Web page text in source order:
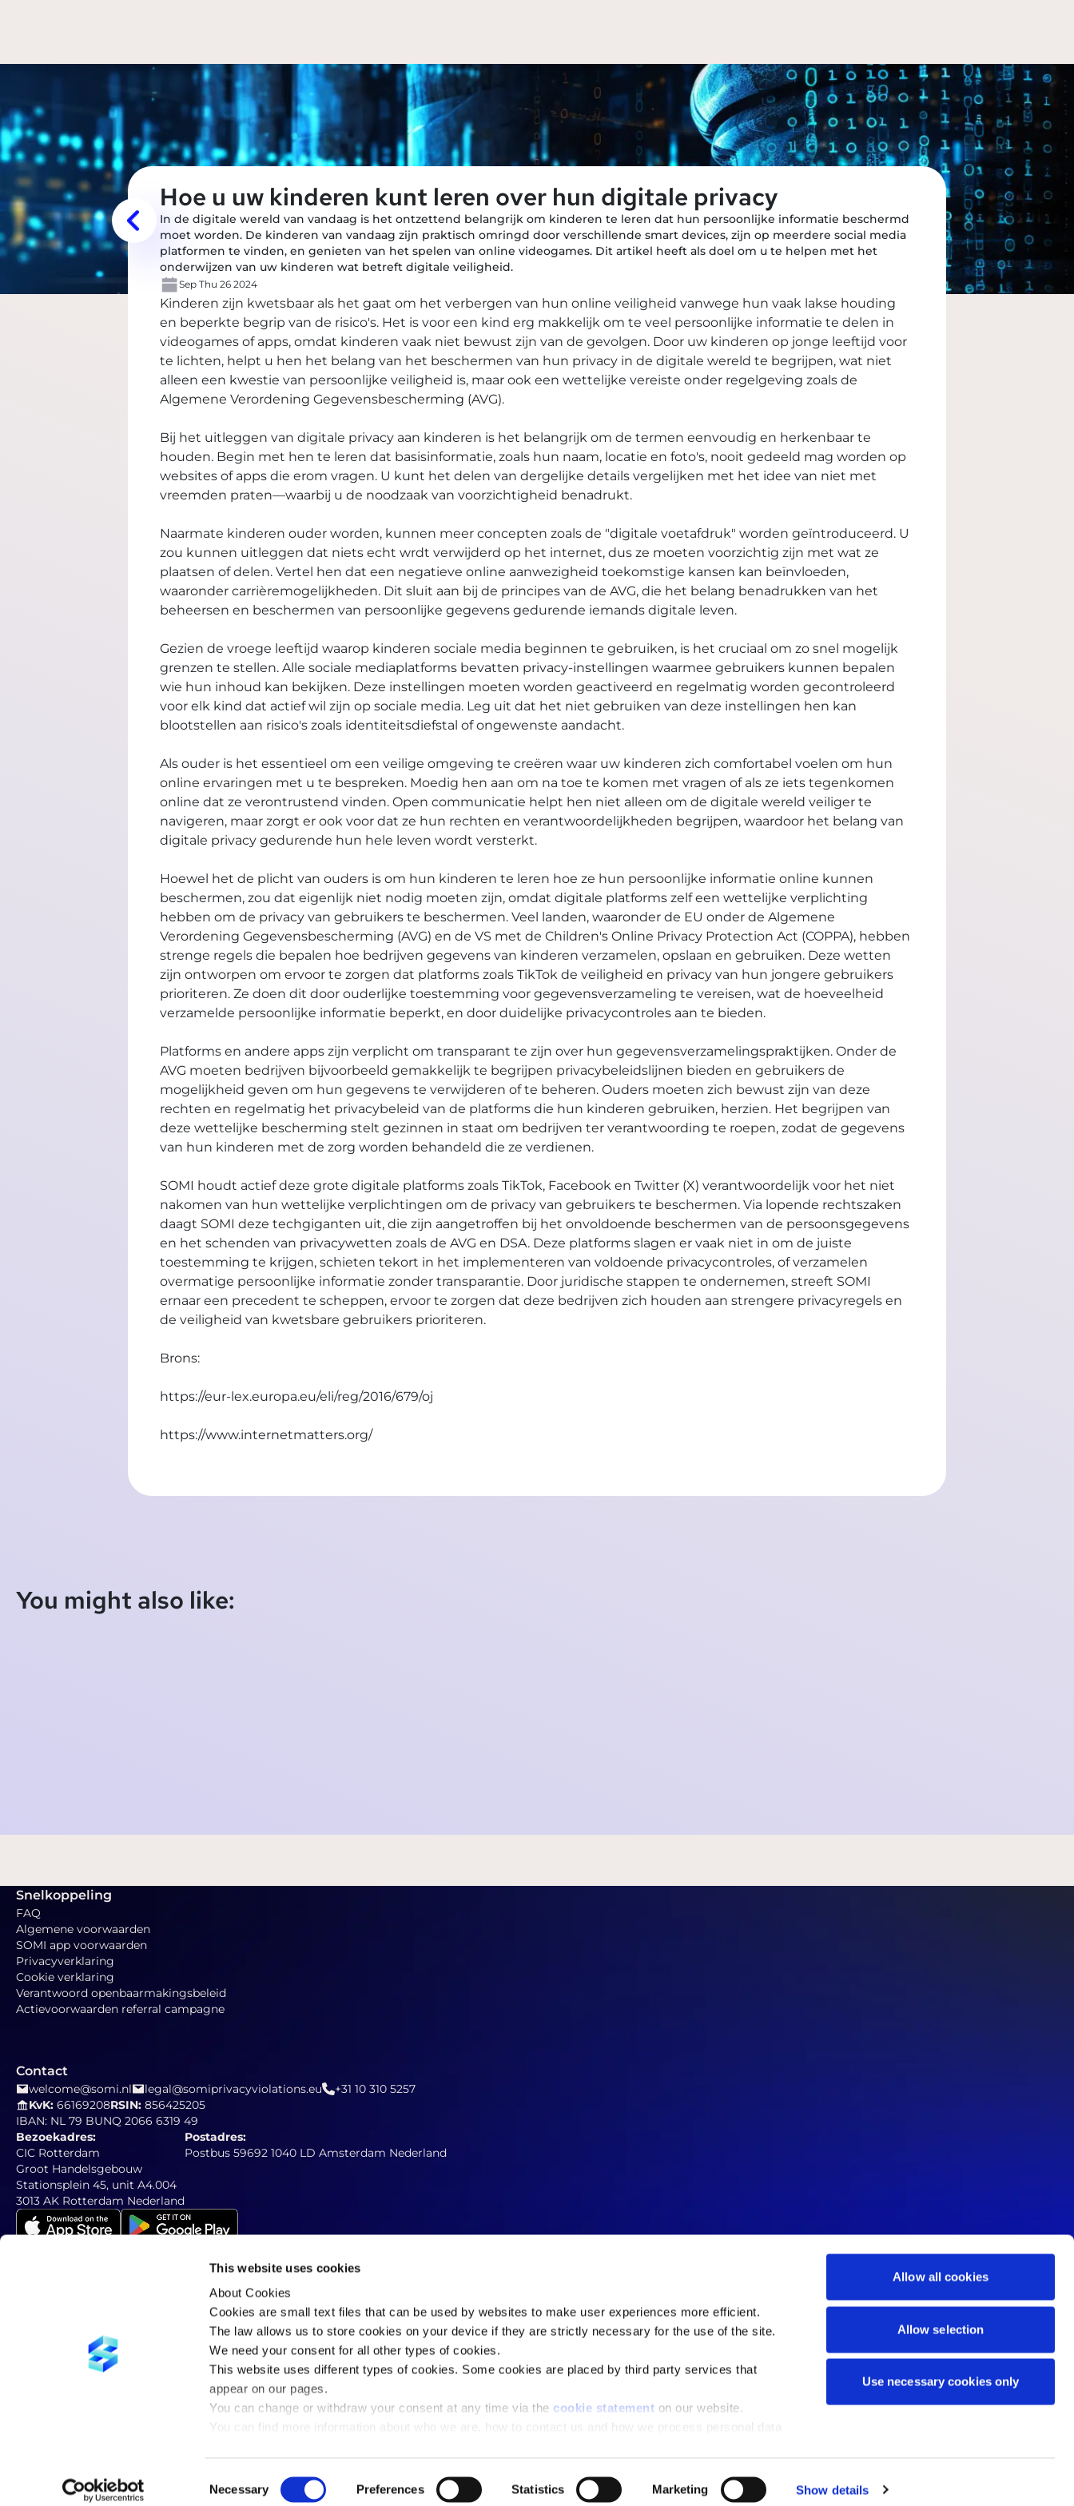
This website uses cookies
About Cookies
Cookies are small text files that can be used by websites to make user experiences more efficient.
The law allows us to store cookies on your device if they are strictly necessary for the use of the site.
We need your consent for all other types of cookies.
This website uses different types of cookies. Some cookies are placed by third party services that
appear on our pages.
You can change or withdraw your consent at any time via the cookie statement on our website.
You can find more information about who we are, how to contact us and how we process personal data
Selection
Necessary Preferences Statistics Marketing Show details
Allow all cookies
Allow selection
Use necessary cookies only
Hoe u uw kinderen kunt leren over hun digitale privacy
In de digitale wereld van vandaag is het ontzettend belangrijk om kinderen te leren dat hun persoonlijke informatie beschermd
moet worden. De kinderen van vandaag zijn praktisch omringd door verschillende smart devices, zijn op meerdere social media
platformen te vinden, en genieten van het spelen van online videogames. Dit artikel heeft als doel om u te helpen met het
onderwijzen van uw kinderen wat betreft digitale veiligheid.
Sep Thu 26 2024
Kinderen zijn kwetsbaar als het gaat om het verbergen van hun online veiligheid vanwege hun vaak lakse houding
en beperkte begrip van de risico's. Het is voor een kind erg makkelijk om te veel persoonlijke informatie te delen in
videogames of apps, omdat kinderen vaak niet bewust zijn van de gevolgen. Door uw kinderen op jonge leeftijd voor
te lichten, helpt u hen het belang van het beschermen van hun privacy in de digitale wereld te begrijpen, wat niet
alleen een kwestie van persoonlijke veiligheid is, maar ook een wettelijke vereiste onder regelgeving zoals de
Algemene Verordening Gegevensbescherming (AVG).
Bij het uitleggen van digitale privacy aan kinderen is het belangrijk om de termen eenvoudig en herkenbaar te
houden. Begin met hen te leren dat basisinformatie, zoals hun naam, locatie en foto's, nooit gedeeld mag worden op
websites of apps die erom vragen. U kunt het delen van dergelijke details vergelijken met het idee van niet met
vreemden praten—waarbij u de noodzaak van voorzichtigheid benadrukt.
Naarmate kinderen ouder worden, kunnen meer concepten zoals de "digitale voetafdruk" worden geïntroduceerd. U
zou kunnen uitleggen dat niets echt wrdt verwijderd op het internet, dus ze moeten voorzichtig zijn met wat ze
plaatsen of delen. Vertel hen dat een negatieve online aanwezigheid toekomstige kansen kan beïnvloeden,
waaronder carrièremogelijkheden. Dit sluit aan bij de principes van de AVG, die het belang benadrukken van het
beheersen en beschermen van persoonlijke gegevens gedurende iemands digitale leven.
Gezien de vroege leeftijd waarop kinderen sociale media beginnen te gebruiken, is het cruciaal om zo snel mogelijk
grenzen te stellen. Alle sociale mediaplatforms bevatten privacy-instellingen waarmee gebruikers kunnen bepalen
wie hun inhoud kan bekijken. Deze instellingen moeten worden geactiveerd en regelmatig worden gecontroleerd
voor elk kind dat actief wil zijn op sociale media. Leg uit dat het niet gebruiken van deze instellingen hen kan
blootstellen aan risico's zoals identiteitsdiefstal of ongewenste aandacht.
Als ouder is het essentieel om een veilige omgeving te creëren waar uw kinderen zich comfortabel voelen om hun
online ervaringen met u te bespreken. Moedig hen aan om na toe te komen met vragen of als ze iets tegenkomen
online dat ze verontrustend vinden. Open communicatie helpt hen niet alleen om de digitale wereld veiliger te
navigeren, maar zorgt er ook voor dat ze hun rechten en verantwoordelijkheden begrijpen, waardoor het belang van
digitale privacy gedurende hun hele leven wordt versterkt.
Hoewel het de plicht van ouders is om hun kinderen te leren hoe ze hun persoonlijke informatie online kunnen
beschermen, zou dat eigenlijk niet nodig moeten zijn, omdat digitale platforms zelf een wettelijke verplichting
hebben om de privacy van gebruikers te beschermen. Veel landen, waaronder de EU onder de Algemene
Verordening Gegevensbescherming (AVG) en de VS met de Children's Online Privacy Protection Act (COPPA), hebben
strenge regels die bepalen hoe bedrijven gegevens van kinderen verzamelen, opslaan en gebruiken. Deze wetten
zijn ontworpen om ervoor te zorgen dat platforms zoals TikTok de veiligheid en privacy van hun jongere gebruikers
prioriteren. Ze doen dit door ouderlijke toestemming voor gegevensverzameling te vereisen, wat de hoeveelheid
verzamelde persoonlijke informatie beperkt, en door duidelijke privacycontroles aan te bieden.
Platforms en andere apps zijn verplicht om transparant te zijn over hun gegevensverzamelingspraktijken. Onder de
AVG moeten bedrijven bijvoorbeeld gemakkelijk te begrijpen privacybeleidslijnen bieden en gebruikers de
mogelijkheid geven om hun gegevens te verwijderen of te beheren. Ouders moeten zich bewust zijn van deze
rechten en regelmatig het privacybeleid van de platforms die hun kinderen gebruiken, herzien. Het begrijpen van
deze wettelijke bescherming stelt gezinnen in staat om bedrijven ter verantwoording te roepen, zodat de gegevens
van hun kinderen met de zorg worden behandeld die ze verdienen.
SOMI houdt actief deze grote digitale platforms zoals TikTok, Facebook en Twitter (X) verantwoordelijk voor het niet
nakomen van hun wettelijke verplichtingen om de privacy van gebruikers te beschermen. Via lopende rechtszaken
daagt SOMI deze techgiganten uit, die zijn aangetroffen bij het onvoldoende beschermen van de persoonsgegevens
en het schenden van privacywetten zoals de AVG en DSA. Deze platforms slagen er vaak niet in om de juiste
toestemming te krijgen, schieten tekort in het implementeren van voldoende privacycontroles, of verzamelen
overmatige persoonlijke informatie zonder transparantie. Door juridische stappen te ondernemen, streeft SOMI
ernaar een precedent te scheppen, ervoor te zorgen dat deze bedrijven zich houden aan strengere privacyregels en
de veiligheid van kwetsbare gebruikers prioriteren.
Brons:
https://eur-lex.europa.eu/eli/reg/2016/679/oj
https://www.internetmatters.org/
You might also like:
Snelkoppeling
FAQ
Algemene voorwaarden
SOMI app voorwaarden
Privacyverklaring
Cookie verklaring
Verantwoord openbaarmakingsbeleid
Actievoorwaarden referral campagne
Contact
welcome@somi.nl legal@somiprivacyviolations.eu
+31 10 310 5257
KvK: 66169208RSIN: 856425205
IBAN: NL 79 BUNQ 2066 6319 49
Bezoekadres:
CIC Rotterdam
Groot Handelsgebouw
Stationsplein 45, unit A4.004
3013 AK Rotterdam Nederland
Postadres:
Postbus 59692 1040 LD Amsterdam Nederland
Contacteer ons nu
Copyright © 2026 Stichting Onderzoek Marktinformatie (SOMI)